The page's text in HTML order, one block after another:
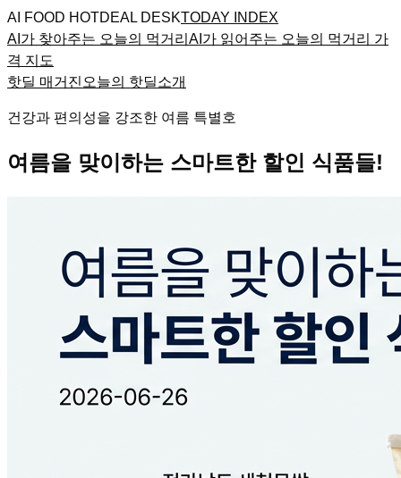
AI FOOD HOTDEAL DESKTODAY INDEX
AI가 찾아주는 오늘의 먹거리 AI가 읽어주는 오늘의 먹거리 가
격 지도
핫딜 매거진 오늘의 핫딜소개
건강과 편의성을 강조한 여름 특별호
여름을 맞이하는 스마트한 할인 식품들!